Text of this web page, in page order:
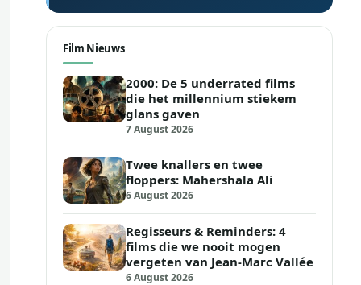
Film Nieuws
2000: De 5 underrated films
die het millennium stiekem
glans gaven
7 August 2026
Twee knallers en twee
floppers: Mahershala Ali
6 August 2026
Regisseurs & Reminders: 4
films die we nooit mogen
vergeten van Jean-Marc Vallée
6 August 2026